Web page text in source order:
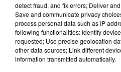
detect fraud, and fix errors; Deliver
Save and communicate privacy
process personal data such as IP
following functionalities: Identify
requested; Use precise geolocation
other data sources; Link different
information transmitted automatically.